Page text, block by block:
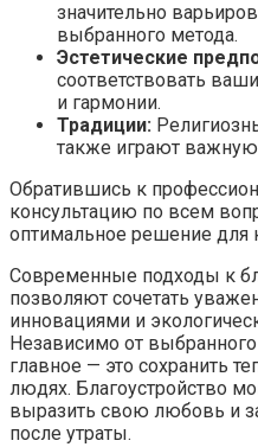
значительно
выбранного метода.
Эстетические
соответствовать
и гармонии.
Традиции:
также играют
Обратившись к
консультацию по всем
оптимальное решение для
Современные подходы к
позволяют сочетать
инновациями и
Независимо от
главное — это сохранить
людях. Благоустройство
выразить свою любовь и
после утраты.